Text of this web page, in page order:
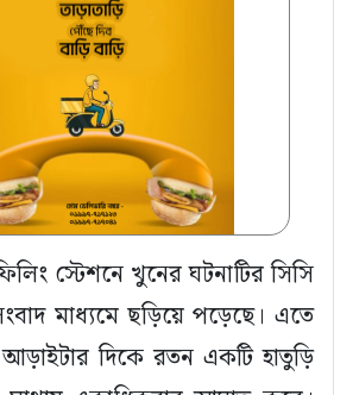
স্টেশনে খুনের ঘটনাটির সিসি
মাধ্যমে ছড়িয়ে পড়েছে। এতে
দিকে রতন একটি হাতুড়ি